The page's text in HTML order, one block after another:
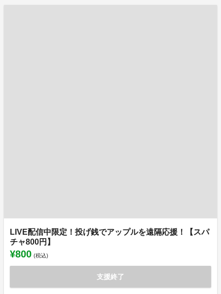
LIVE配信中限定！投げ銭でアップルを遠隔応援！【スパ
チャ800円】
¥800 (税込)
支援終了